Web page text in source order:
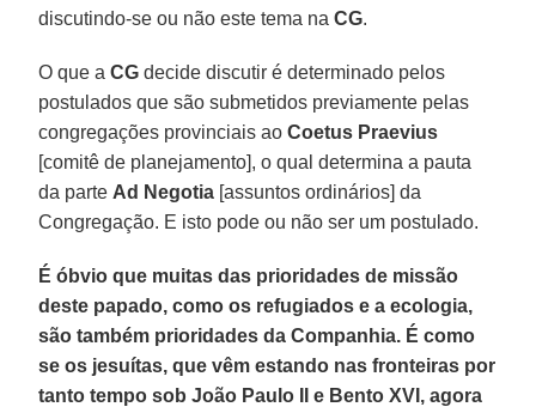
discutindo-se ou não este tema naCG.
O que aCG decide discutir é determinado pelos
postulados que são submetidos previamente pelas
congregações provinciais aoCoetus Praevius
[comitê de planejamento], o qual determina a pauta
da parte Ad Negotia [assuntos ordinários] da
Congregação. E isto pode ou não ser um postulado.
É óbvio que muitas das prioridades de missão
deste papado, como os refugiados e a ecologia,
são também prioridades da Companhia. É como
se os jesuítas, que vêm estando nas fronteiras por
tanto tempo sob João Paulo II e Bento XVI, agora